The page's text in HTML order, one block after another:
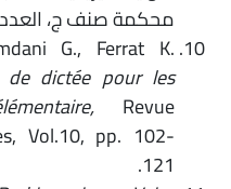
محكمة صنف ج، العدد 22، ص:67-91.
G., Ferrat K.
de dictée pour les
Revue
Vol.10, pp. 102-
121.